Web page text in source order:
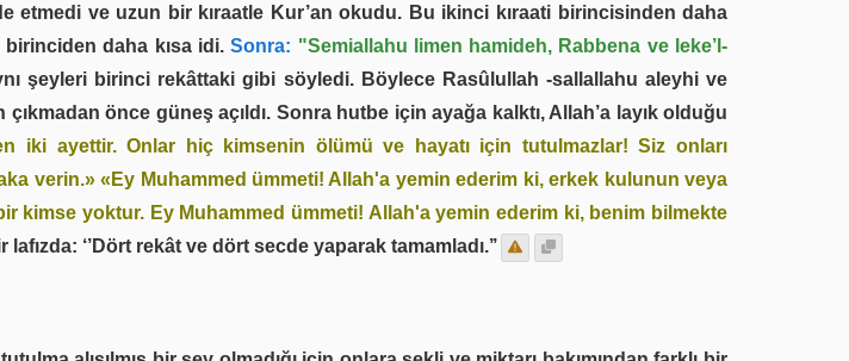
etmedi ve uzun bir kıraatle Kur’an okudu. Bu ikinci kıraati birincisinden daha
daha kısa idi. Sonra: "Semiallahu limen hamideh, Rabbena ve leke’l-
şeyleri birinci rekâttaki gibi söyledi. Böylece Rasûlullah -sallallahu aleyhi ve
önce güneş açıldı. Sonra hutbe için ayağa kalktı, Allah’a layık olduğu
iki ayettir. Onlar hiç kimsenin ölümü ve hayatı için tutulmazlar! Siz onları
verin.» «Ey Muhammed ümmeti! Allah'a yemin ederim ki, erkek kulunun veya
kimse yoktur. Ey Muhammed ümmeti! Allah'a yemin ederim ki, benim bilmekte
lafızda: ‘’Dört rekât ve dört secde yaparak tamamladı.’’